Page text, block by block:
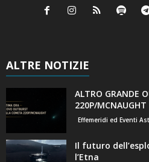
ALTRE NOTIZIE
ALTRO GRANDE
220P/MCNAUGHT
Effemeridi ed Eventi
Il futuro
l’Etna